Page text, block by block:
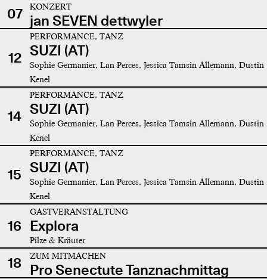
07
KONZERT
jan SEVEN dettwyler
12
PERFORMANCE, TANZ
SUZI (AT)
Sophie Germanier, Lan Perces, Jessica Tamsin Allemann, Dustin
Kenel
14
PERFORMANCE, TANZ
SUZI (AT)
Sophie Germanier, Lan Perces, Jessica Tamsin Allemann, Dustin
Kenel
15
PERFORMANCE, TANZ
SUZI (AT)
Sophie Germanier, Lan Perces, Jessica Tamsin Allemann, Dustin
Kenel
16
GASTVERANSTALTUNG
Explora
Pilze & Kräuter
18 ZUM MITMACHEN
Pro Senectute Tanznachmittag